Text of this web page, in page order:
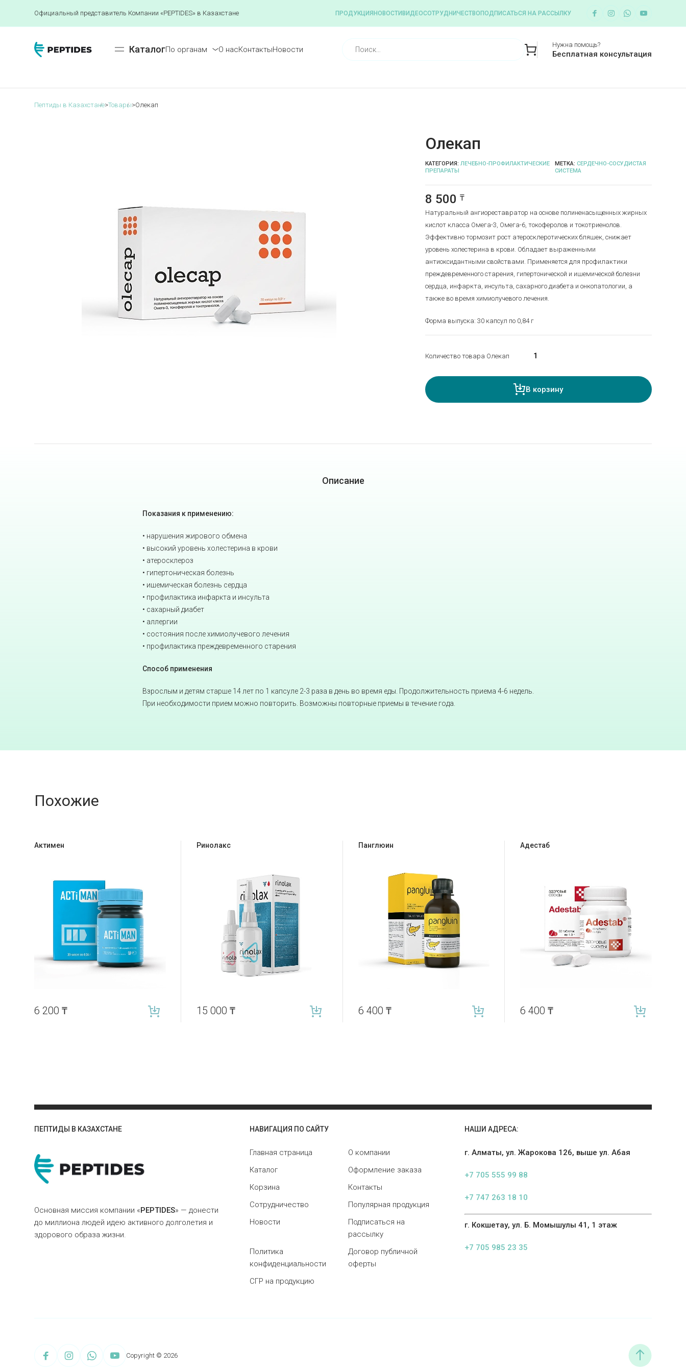
Официальный представитель Компании «PEPTIDES» в Казахстане ПРОДУКЦИЯ НОВОСТИ ВИДЕОСОТРУДНИЧЕСТВО ПОДПИСАТЬСЯ НА РАССЫЛКУ
КаталогПо органам О насКонтактыНовости
Нужна помощь?
Бесплатная консультация
Пептиды в Казахстане>Товары>Олекап
Олекап
8 500 ₸
Натуральный ангиореставратор на основе полиненасыщенных жирных
кислот класса Омега-3, Омега-6, токоферолов и токотриенолов.
Эффективно тормозит рост атеросклеротических бляшек, снижает
уровень холестерина в крови. Обладает выраженными
антиоксидантными свойствами. Применяется для профилактики
преждевременного старения, гипертонической и ишемической болезни
сердца, инфаркта, инсульта, сахарного диабета и онкопатологии, а
также во время химиолучевого лечения.
Форма выпуска: 30 капсул по 0,84 г
Количество товара Олекап
В корзину
КАТЕГОРИЯ: ЛЕЧЕБНО-ПРОФИЛАКТИЧЕСКИЕ
ПРЕПАРАТЫ
МЕТКА:СЕРДЕЧНО-СОСУДИСТАЯ
СИСТЕМА
Описание
Показания к применению:
• нарушения жирового обмена
• высокий уровень холестерина в крови
• атеросклероз
• гипертоническая болезнь
• ишемическая болезнь сердца
• профилактика инфаркта и инсульта
• сахарный диабет
• аллергии
• состояния после химиолучевого лечения
• профилактика преждевременного старения
Способ применения
Взрослым и детям старше 14 лет по 1 капсуле 2-3 раза в день во время еды. Продолжительность приема 4-6 недель.
При необходимости прием можно повторить. Возможны повторные приемы в течение года.
Похожие
Актимен
6 200₸
Ринолакс
15 000 ₸
Панглюин
6 400 ₸
Адестаб
6 400₸
ПЕПТИДЫ В КАЗАХСТАНЕ
Основная миссия компании «PEPTIDES» — донести
до миллиона людей идею активного долголетия и
здорового образа жизни.
НАВИГАЦИЯ ПО САЙТУ
Главная страница
О компании
Каталог
Оформление заказа
Корзина
Контакты
Сотрудничество
Популярная продукция
Новости
Подписаться на
рассылку
Политика
конфиденциальности
Договор публичной
оферты
СГР на продукцию
НАШИ АДРЕСА:
г. Алматы, ул. Жарокова 126, выше ул. Абая
+7 705 555 99 88
+7 747 263 18 10
г. Кокшетау, ул. Б. Момышулы 41, 1 этаж
+7 705 985 23 35
Copyright © 2026